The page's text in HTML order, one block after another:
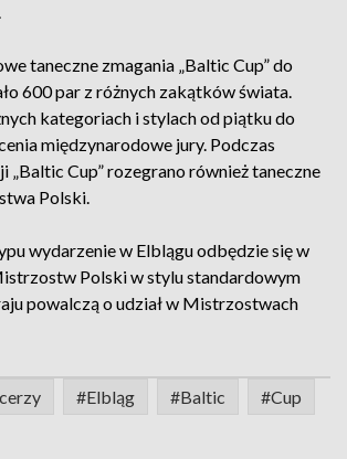
taneczne zmagania „Baltic Cup” do
600 par z różnych zakątków świata.
kategoriach i stylach od piątku do
międzynarodowe jury. Podczas
„Baltic Cup” rozegrano również taneczne
Polski.
wydarzenie w Elblągu odbędzie się w
Polski w stylu standardowym
powalczą o udział w Mistrzostwach
#Elbląg #Baltic #Cup